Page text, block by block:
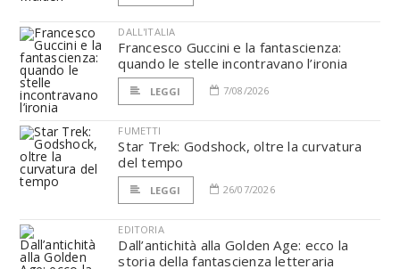
DALL'ITALIA
Francesco Guccini e la fantascienza:
quando le stelle incontravano l’ironia
LEGGI 7/08/2026
FUMETTI
Star Trek: Godshock, oltre la curvatura
del tempo
LEGGI 26/07/2026
EDITORIA
Dall’antichità alla Golden Age: ecco la
storia della fantascienza letteraria